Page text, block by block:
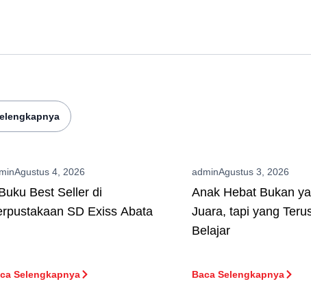
Agustus 4, 2026
Best Seller di
SD Exiss Abata
Selengkapnya
adminAgustus 3, 2026
Anak Hebat Bukan
Juara, tapi yang
Belajar
Baca Selengkapnya